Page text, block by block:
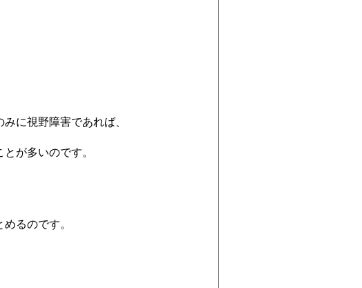
に視野障害であれば、
が多いのです。
るのです。